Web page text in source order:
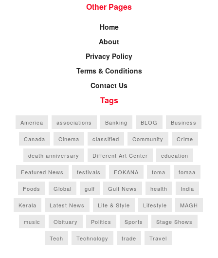
Other Pages
Home
About
Privacy Policy
Terms & Conditions
Contact Us
Tags
America associations Banking BLOG Business
Canada Cinema classified Community Crime
death anniversary Different Art Center education
Featured News festivals FOKANA foma fomaa
Foods Global gulf Gulf News health India
Kerala Latest News Life & Style Lifestyle MAGH
music Obituary Politics Sports Stage Shows
Tech Technology trade Travel